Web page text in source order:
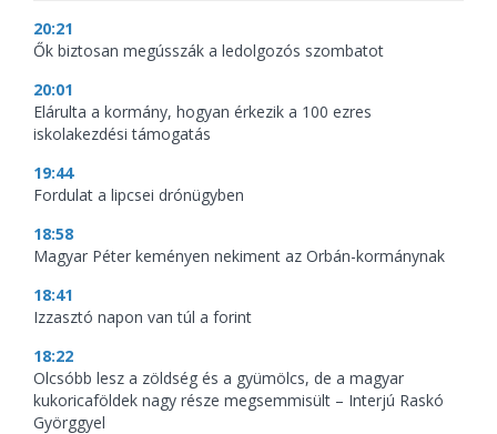
20:21
Ők biztosan megússzák a ledolgozós szombatot
20:01
Elárulta a kormány, hogyan érkezik a 100 ezres
iskolakezdési támogatás
19:44
Fordulat a lipcsei drónügyben
18:58
Magyar Péter keményen nekiment az Orbán-kormánynak
18:41
Izzasztó napon van túl a forint
18:22
Olcsóbb lesz a zöldség és a gyümölcs, de a magyar
kukoricaföldek nagy része megsemmisült – Interjú Raskó
Györggyel